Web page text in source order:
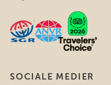
SOCIALE MEDIER